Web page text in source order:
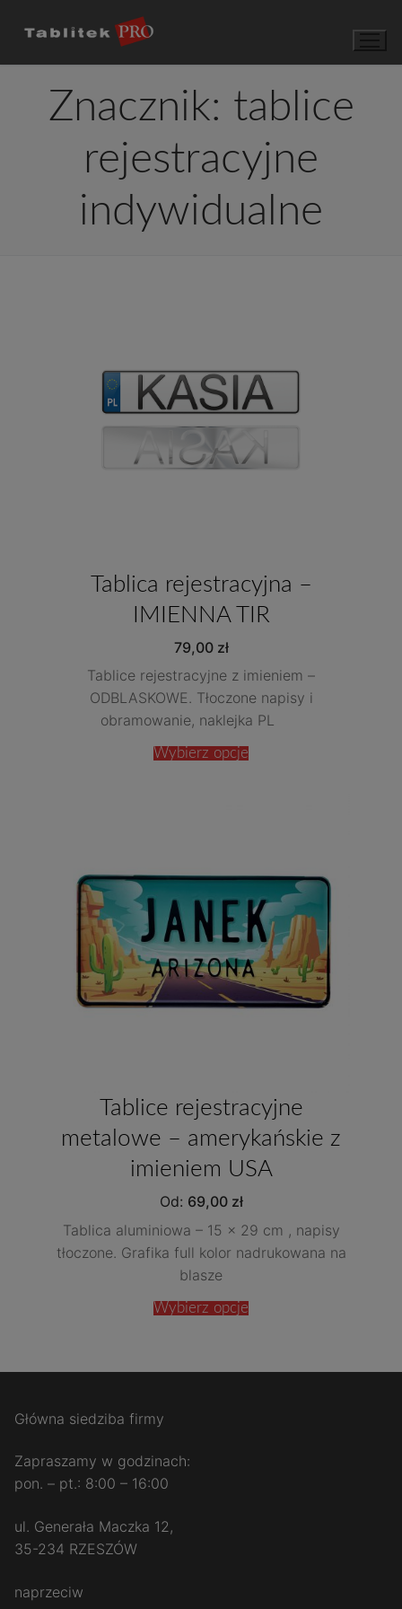
Znacznik: tablice
rejestracyjne
indywidualne
Tablica rejestracyjna –
IMIENNA TIR
79,00 zł
Tablice rejestracyjne z imieniem –
ODBLASKOWE. Tłoczone napisy i
obramowanie, naklejka PL
Wybierz opcje
Tablice rejestracyjne
metalowe – amerykańskie z
imieniem USA
Od: 69,00 zł
Tablica aluminiowa – 15 x 29 cm , napisy
tłoczone. Grafika full kolor nadrukowana na
blasze
Wybierz opcje
Główna siedziba firmy
Zapraszamy w godzinach:
pon. – pt.: 8:00 – 16:00
ul. Generała Maczka 12,
35-234 RZESZÓW
naprzeciw